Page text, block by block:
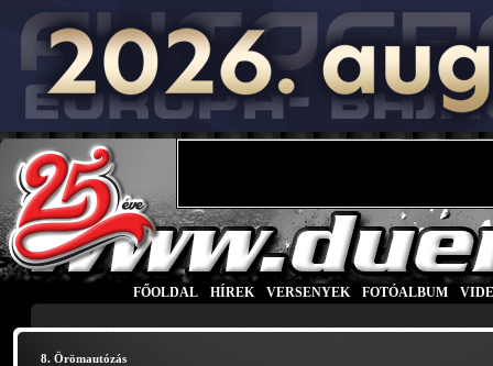
FŐOLDAL HÍREK VERSENYEK FOTÓALBUM
8. Örömautózás